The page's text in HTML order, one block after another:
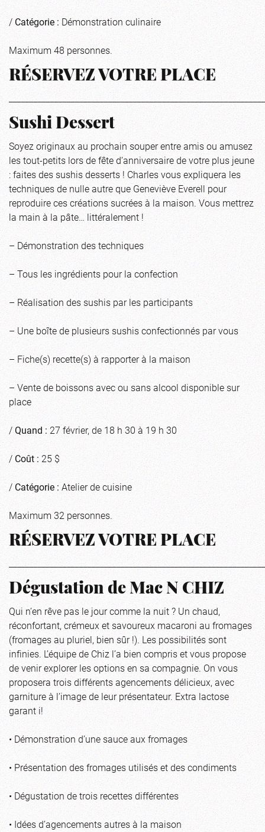
/Catégorie :Démonstration culinaire
Maximum 48 personnes.
RÉSERVEZ VOTRE PLACE
Sushi Dessert
Soyez originaux au prochain souper entre amis ou amusez
les tout-petits lors de fête d’anniversaire de votre plus jeune
: faites des sushis desserts ! Charles vous expliquera les
techniques de nulle autre que Geneviève Everell pour
reproduire ces créations sucrées à la maison. Vous mettrez
la main à la pâte… littéralement !
– Démonstration des techniques
– Tous les ingrédients pour la confection
– Réalisation des sushis par les participants
– Une boîte de plusieurs sushis confectionnés par vous
– Fiche(s) recette(s) à rapporter à la maison
– Vente de boissons avec ou sans alcool disponible sur
place
/Quand :27 février, de 18 h 30 à 19 h 30
/Coût :25 $
/Catégorie :Atelier de cuisine
Maximum 32 personnes.
RÉSERVEZ VOTRE PLACE
Dégustation de Mac N CHIZ
Qui n’en rêve pas le jour comme la nuit ? Un chaud,
réconfortant, crémeux et savoureux macaroni au fromages
(fromages au pluriel, bien sûr !). Les possibilités sont
infinies. L’équipe de Chiz l’a bien compris et vous propose
de venir explorer les options en sa compagnie. On vous
proposera trois différents agencements délicieux, avec
garniture à l’image de leur présentateur. Extra lactose
garant i!
• Démonstration d’une sauce aux fromages
• Présentation des fromages utilisés et des condiments
• Dégustation de trois recettes différentes
• Idées d’agencements autres à la maison